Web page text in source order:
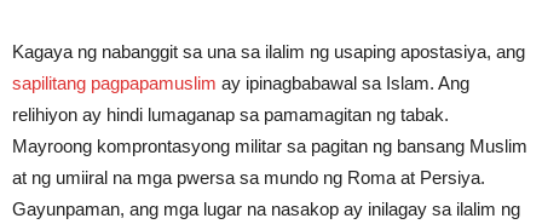
Kagaya ng nabanggit sa una sa ilalim ng usaping apostasiya, ang
sapilitang pagpapamuslim ay ipinagbabawal sa Islam. Ang
relihiyon ay hindi lumaganap sa pamamagitan ng tabak.
Mayroong komprontasyong militar sa pagitan ng bansang Muslim
at ng umiiral na mga pwersa sa mundo ng Roma at Persiya.
Gayunpaman, ang mga lugar na nasakop ay inilagay sa ilalim ng